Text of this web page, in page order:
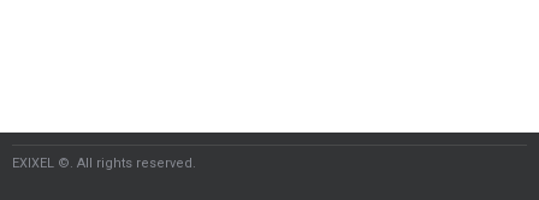
EXIXEL ©. All rights reserved.